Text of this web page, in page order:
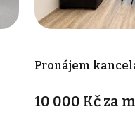
Pronájem
10 000 Kč za